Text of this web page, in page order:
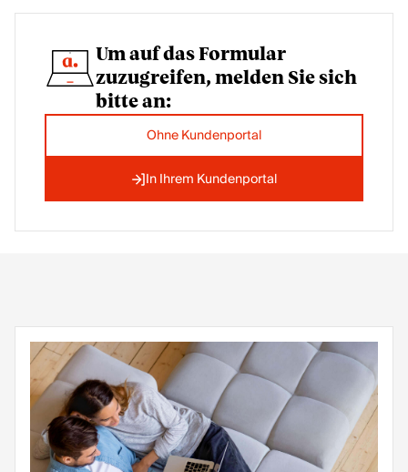
Um auf das Formular
zuzugreifen, melden Sie sich
bitte an:
Ohne Kundenportal
In Ihrem Kundenportal